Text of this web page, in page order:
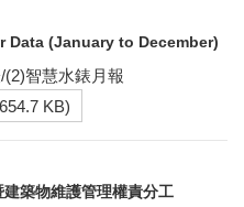
Data (January to December)
智慧水錶月報
KB)
築物維護管理權責分工